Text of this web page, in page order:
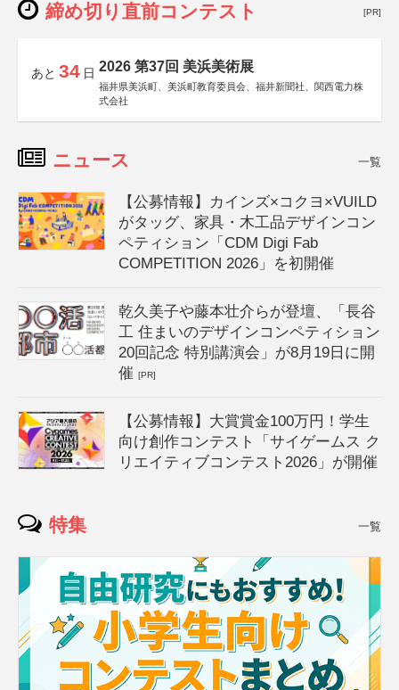
締め切り直前コンテスト [PR]
あと 34 日 2026 第37回 美浜美術展
福井県美浜町、美浜町教育委員会、福井新聞社、関西電力株
式会社
ニュース 一覧
【公募情報】カインズ×コクヨ×VUILD
がタッグ、家具・木工品デザインコン
ペティション「CDM Digi Fab
COMPETITION 2026」を初開催
乾久美子や藤本壮介らが登壇、「長谷
工 住まいのデザインコンペティション
20回記念 特別講演会」が8月19日に開
催[PR]
【公募情報】大賞賞金100万円！学生
向け創作コンテスト「サイゲームス ク
リエイティブコンテスト2026」が開催
特集 一覧